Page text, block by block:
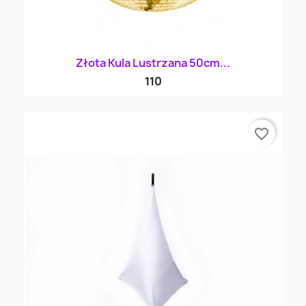
Złota Kula Lustrzana 50cm...
110
favorite_border